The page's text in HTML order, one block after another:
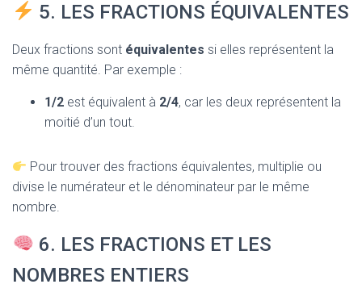
5. LES FRACTIONS ÉQUIVALENTES
Deux fractions sont équivalentes si elles représentent la
même quantité. Par exemple :
1/2 est équivalent à 2/4, car les deux représentent la
moitié d’un tout.
Pour trouver des fractions équivalentes, multiplie ou
divise le numérateur et le dénominateur par le même
nombre.
6. LES FRACTIONS ET LES
NOMBRES ENTIERS